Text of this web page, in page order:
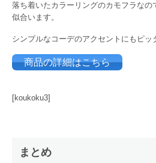
落ち着いたカラーリングのカモフラなの
似合います。
シンプルなコーデのアクセントにもピッ
商品の詳細はこちら
[koukoku3]
まとめ